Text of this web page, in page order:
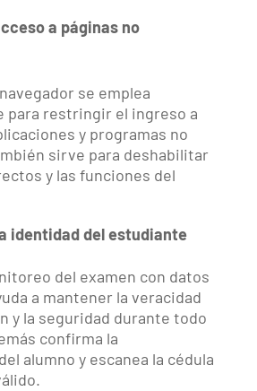
a páginas no
se emplea
para restringir el ingreso a
y programas no
sirve para deshabilitar
y las funciones del
identidad del estudiante
del examen con datos
a mantener la veracidad
y la seguridad durante todo
confirma la
alumno y escanea la cédula